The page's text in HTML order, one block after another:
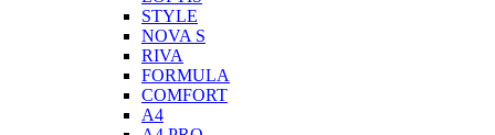
STYLE
NOVA S
RIVA
FORMULA
COMFORT
A4